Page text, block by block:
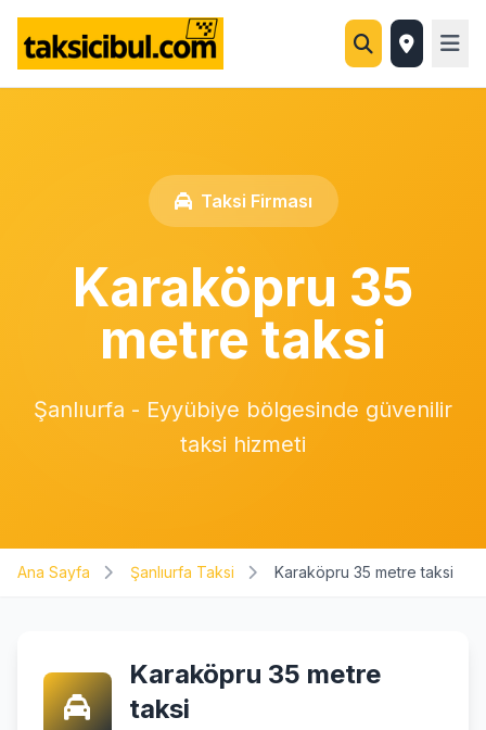
Taksi Firması
Karaköpru 35
metre taksi
Şanlıurfa - Eyyübiye bölgesinde güvenilir
taksi hizmeti
Ana Sayfa Şanlıurfa Taksi Karaköpru 35 metre taksi
Karaköpru 35 metre
taksi